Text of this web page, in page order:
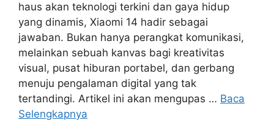
haus akan teknologi terkini dan gaya hidup
yang dinamis, Xiaomi 14 hadir sebagai
jawaban. Bukan hanya perangkat komunikasi,
melainkan sebuah kanvas bagi kreativitas
visual, pusat hiburan portabel, dan gerbang
menuju pengalaman digital yang tak
tertandingi. Artikel ini akan mengupas … Baca
Selengkapnya